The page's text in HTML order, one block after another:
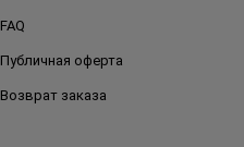
FAQ
Публичная оферта
Возврат заказа